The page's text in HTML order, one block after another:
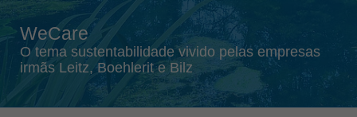
Singapore
english
Slovenija
slovenski
Suomi
WeCare
O tema sustentabilidade vivido pelas empresas
irmãs Leitz, Boehlerit e Bilz